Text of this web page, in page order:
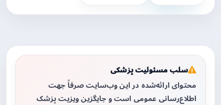
سلب مسئولیت پزشکی
محتوای ارائه‌شده در این وب‌سایت صرفاً جهت
اطلاع‌رسانی عمومی است و جایگزین ویزیت پزشک